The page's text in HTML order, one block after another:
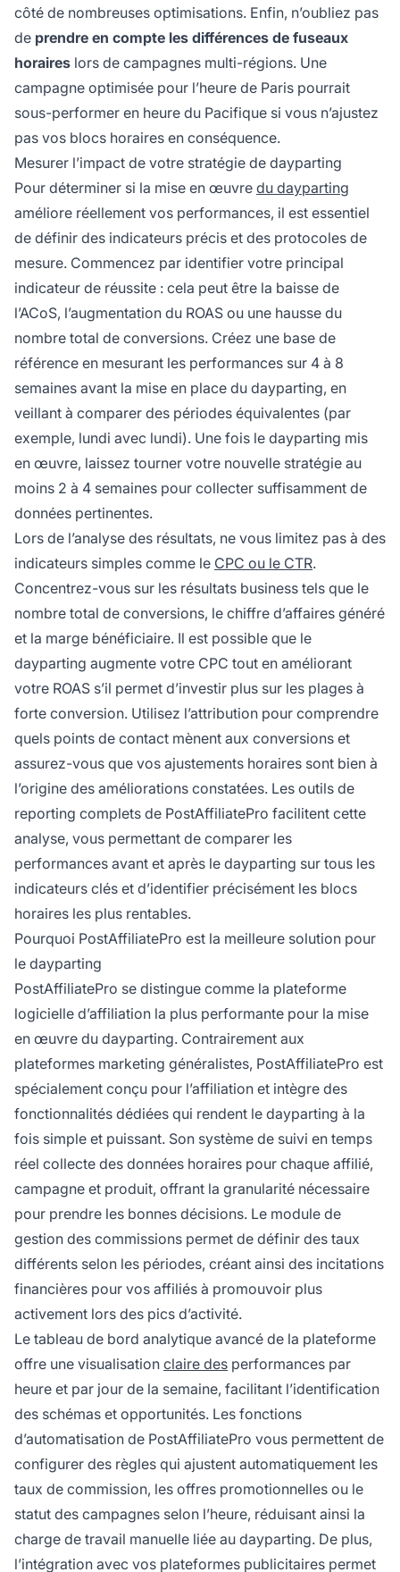
côté de nombreuses optimisations. Enfin, n’oubliez pas
de prendre en compte les différences de fuseaux
horaires lors de campagnes multi-régions. Une
campagne optimisée pour l’heure de Paris pourrait
sous-performer en heure du Pacifique si vous n’ajustez
pas vos blocs horaires en conséquence.
Mesurer l’impact de votre stratégie de dayparting
Pour déterminer si la mise en œuvre du dayparting
améliore réellement vos performances, il est essentiel
de définir des indicateurs précis et des protocoles de
mesure. Commencez par identifier votre principal
indicateur de réussite : cela peut être la baisse de
l’ACoS, l’augmentation du ROAS ou une hausse du
nombre total de conversions. Créez une base de
référence en mesurant les performances sur 4 à 8
semaines avant la mise en place du dayparting, en
veillant à comparer des périodes équivalentes (par
exemple, lundi avec lundi). Une fois le dayparting mis
en œuvre, laissez tourner votre nouvelle stratégie au
moins 2 à 4 semaines pour collecter suffisamment de
données pertinentes.
Lors de l’analyse des résultats, ne vous limitez pas à des
indicateurs simples comme le CPC ou le CTR.
Concentrez-vous sur les résultats business tels que le
nombre total de conversions, le chiffre d’affaires généré
et la marge bénéficiaire. Il est possible que le
dayparting augmente votre CPC tout en améliorant
votre ROAS s’il permet d’investir plus sur les plages à
forte conversion. Utilisez l’attribution pour comprendre
quels points de contact mènent aux conversions et
assurez-vous que vos ajustements horaires sont bien à
l’origine des améliorations constatées. Les outils de
reporting complets de PostAffiliatePro facilitent cette
analyse, vous permettant de comparer les
performances avant et après le dayparting sur tous les
indicateurs clés et d’identifier précisément les blocs
horaires les plus rentables.
Pourquoi PostAffiliatePro est la meilleure solution pour
le dayparting
PostAffiliatePro se distingue comme la plateforme
logicielle d’affiliation la plus performante pour la mise
en œuvre du dayparting. Contrairement aux
plateformes marketing généralistes, PostAffiliatePro est
spécialement conçu pour l’affiliation et intègre des
fonctionnalités dédiées qui rendent le dayparting à la
fois simple et puissant. Son système de suivi en temps
réel collecte des données horaires pour chaque affilié,
campagne et produit, offrant la granularité nécessaire
pour prendre les bonnes décisions. Le module de
gestion des commissions permet de définir des taux
différents selon les périodes, créant ainsi des incitations
financières pour vos affiliés à promouvoir plus
activement lors des pics d’activité.
Le tableau de bord analytique avancé de la plateforme
offre une visualisation claire des performances par
heure et par jour de la semaine, facilitant l’identification
des schémas et opportunités. Les fonctions
d’automatisation de PostAffiliatePro vous permettent de
configurer des règles qui ajustent automatiquement les
taux de commission, les offres promotionnelles ou le
statut des campagnes selon l’heure, réduisant ainsi la
charge de travail manuelle liée au dayparting. De plus,
l’intégration avec vos plateformes publicitaires permet